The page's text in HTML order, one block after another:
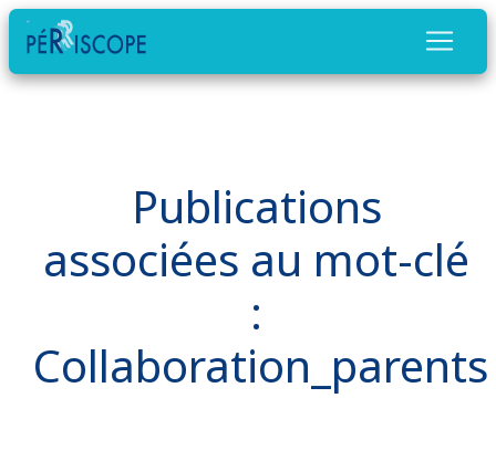
Publications
associées au mot-clé
:
Collaboration_parents